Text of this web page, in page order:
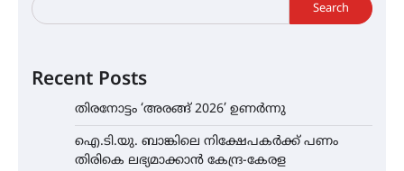
Search
Recent Posts
തിരനോട്ടം ‘അരങ്ങ് 2026’ ഉണർന്നു
ഐ.ടി.യു. ബാങ്കിലെ നിക്ഷേപകർക്ക് പണം
തിരികെ ലഭ്യമാക്കാൻ കേന്ദ്ര-കേരള